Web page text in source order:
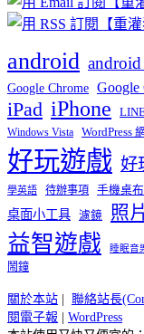
android
Google Chrome Google
iPad iPhone
Windows Vista WordPress
好玩遊戲 好
學英語 待辦事項 手機桌布
桌面小工具 濾鏡 照
益智遊戲 睡眠音
鬧鐘
關於本站 聯絡站長
閱電子報
WordPress